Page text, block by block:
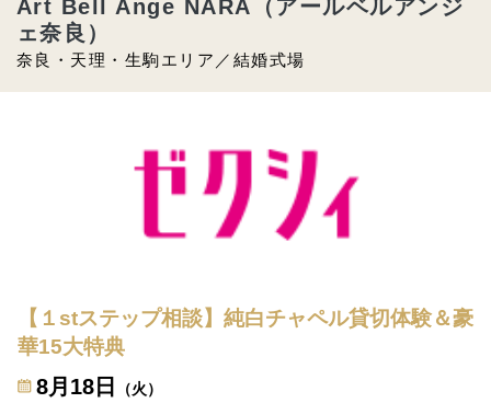
奈良・天理・生駒エリア／結婚式場
Art Bell Ange NARA（アールベルアンジ
ェ奈良）
【１stステップ相談】純白チャペル貸切体験＆豪
華15大特典
8月18日
（火）